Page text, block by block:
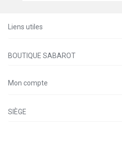
Liens utiles
BOUTIQUE SABAROT
Mon compte
SIÈGE